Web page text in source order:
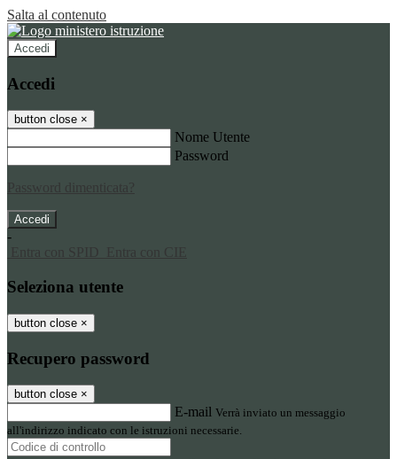
Salta al contenuto
Accedi
Accedi
button close ×
Nome Utente
Password
Password dimenticata?
-
Entra con SPID
Entra con CIE
Seleziona utente
button close ×
Recupero password
button close ×
E-mail Verrà inviato un messaggio
all'indirizzo indicato con le istruzioni necessarie.